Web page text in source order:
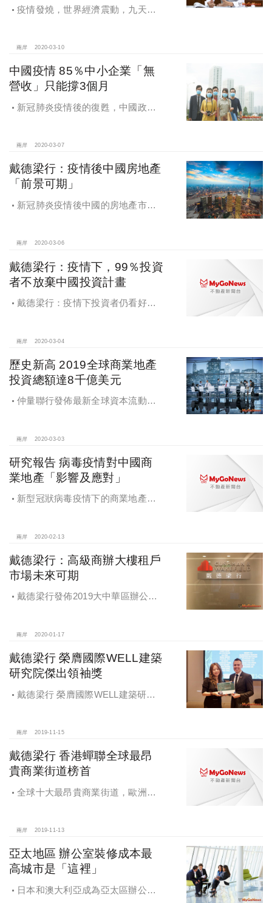
疫情發燒，世界經濟震動，九天資
兩岸 2020-03-10
中國疫情 85％中小企業「無
營收」只能撐3個月
新冠肺炎疫情後的復甦，中國政府
兩岸 2020-03-07
戴德梁行：疫情後中國房地產
「前景可期」
新冠肺炎疫情後中國的房地產市
兩岸 2020-03-06
戴德梁行：疫情下，99％投資
者不放棄中國投資計畫
戴德梁行：疫情下投資者仍看好中
兩岸 2020-03-04
歷史新高 2019全球商業地產
投資總額達8千億美元
仲量聯行發佈最新全球資本流動報
兩岸 2020-03-03
研究報告 病毒疫情對中國商
業地產「影響及應對」
新型冠狀病毒疫情下的商業地產或
響及應對》
兩岸 2020-02-13
戴德梁行：高級商辦大樓租戶
市場未來可期
戴德梁行發佈2019大中華區辦公大
兩岸 2020-01-17
戴德梁行 榮膺國際WELL建築
研究院傑出領袖獎
戴德梁行 榮膺國際WELL建築研究
兩岸 2019-11-15
戴德梁行 香港蟬聯全球最昂
貴商業街道榜首
全球十大最昂貴商業街道，歐洲佔
兩岸 2019-11-13
亞太地區 辦公室裝修成本最
高城市是「這裡」
日本和澳大利亞成為亞太區辦公室